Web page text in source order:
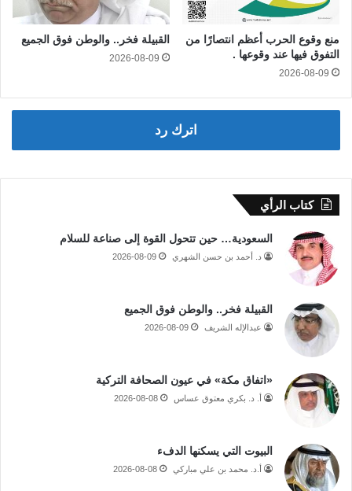
منع وقوع الحرب أعظم انتصارًا من
التفوق فيها عند وقوعها .
2026-08-09
القبيلة فخر.. والوطن فوق الجميع
2026-08-09
اترك رد
كتاب الرأي
السعودية… حين تتحول القوة إلى صناعة للسلام
د. أحمد بن حسن الشهري 2026-08-09
القبيلة فخر.. والوطن فوق الجميع
عبدالإله الشريف 2026-08-09
«اتفاق مكة» في عيون الصحافة التركية
أ. د. بكري معتوق عساس 2026-08-08
البيوت التي يسكنها الدفء
أ.د. محمد بن علي مباركي 2026-08-08